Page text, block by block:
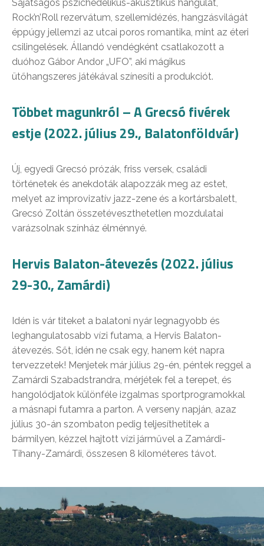
Sajátságos pszichedelikus-akusztikus hangulat,
Rock’n’Roll rezervátum, szellemidézés, hangzásvilágát
éppúgy jellemzi az utcai poros romantika, mint az éteri
csilingelések. Állandó vendégként csatlakozott a
duóhoz Gábor Andor „UFO”, aki mágikus
ütőhangszeres játékával színesíti a produkciót.
Többet magunkról – A Grecsó fivérek
estje (2022. július 29., Balatonföldvár)
Új, egyedi Grecsó prózák, friss versek, családi
történetek és anekdoták alapozzák meg az estet,
melyet az improvizatív jazz-zene és a kortársbalett,
Grecsó Zoltán összetéveszthetetlen mozdulatai
varázsolnak színház élménnyé.
Hervis Balaton-átevezés (2022. július
29-30., Zamárdi)
Idén is vár titeket a balatoni nyár legnagyobb és
leghangulatosabb vízi futama, a Hervis Balaton-
átevezés. Sőt, idén ne csak egy, hanem két napra
tervezzetek! Menjetek már július 29-én, péntek reggel a
Zamárdi Szabadstrandra, mérjétek fel a terepet, és
hangolódjatok különféle izgalmas sportprogramokkal
a másnapi futamra a parton. A verseny napján, azaz
július 30-án szombaton pedig teljesíthetitek a
bármilyen, kézzel hajtott vízi járművel a Zamárdi-
Tihany-Zamárdi, összesen 8 kilométeres távot.